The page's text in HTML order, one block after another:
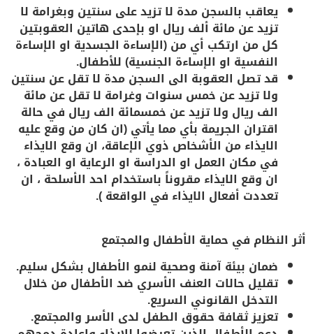
يعاقب بالسجن مدة لا تزيد على سنتين وبغرامة لا
تزيد عن مائة ألف ريال او بإحدى هاتين العقوبتين
كل من ارتكب أي من (الإساءة الجسدية او الإساءة
النفسية او الإساءة الجنسية) للأطفال.
قد تصل العقوبة الى السجن مدة لا تقل عن سنتين
ولا تزيد عن خمس سنوات وغرامة لا تقل عن مائة
الف ريال ولا تزيد عن خمسمائة الف ريال في حالة
اقتران الجريمة بأي مما يأتي (ان كان من وقع عليه
الايذاء من الأشخاص ذوي الإعاقة، ان وقع الايذاء
في مكان العمل او الدراسة او الرعاية او العبادة ،
ان وقع الايذاء مقروناً باستخدام احد الأسلحة ، ان
تعددت أفعال الايذاء في الواقعة ).
أثر النظام في حماية الأطفال والمجتمع
ضمان بيئة آمنة وصحية لنمو الأطفال بشكل سليم.
تقليل حالات العنف الأسري ضد الأطفال من خلال
التدخل القانوني السريع.
تعزيزثقافة حقوق الطفل لدى الأسر والمجتمع.